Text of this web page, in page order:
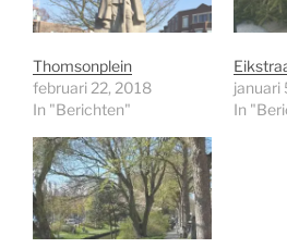
Thomsonplein
februari 22, 2018
In "Berichten"
januari
In